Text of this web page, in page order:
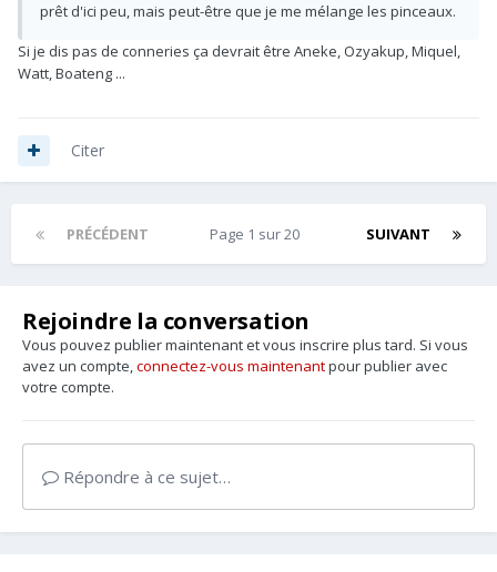
prêt d'ici peu, mais peut-être que je me mélange les pinceaux.
Si je dis pas de conneries ça devrait être Aneke, Ozyakup, Miquel,
Watt, Boateng ...
Citer
PRÉCÉDENT SUIVANT
Page 1 sur 20
Rejoindre la conversation
Vous pouvez publier maintenant et vous inscrire plus tard. Si vous
avez un compte,connectez-vous maintenantpour publier avec
votre compte.
Répondre à ce sujet…